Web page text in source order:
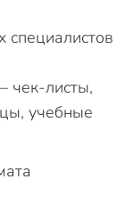
специалистов
чек-листы,
учебные